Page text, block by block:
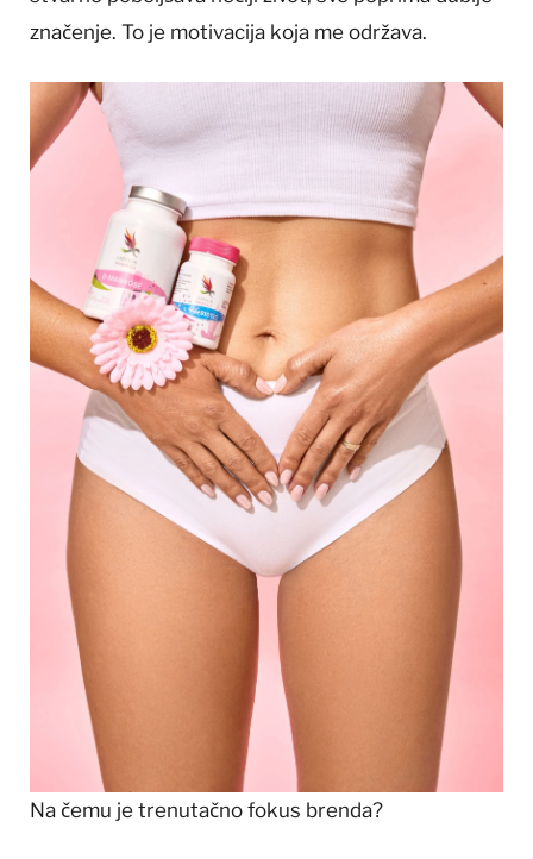
značenje. To je motivacija koja me održava.
Na čemu je trenutačno fokus brenda?